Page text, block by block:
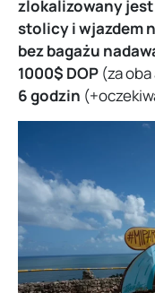
zlokalizowany
stolicy i wjazdem
bez bagażu
1000$ DOP (za
6 godzin